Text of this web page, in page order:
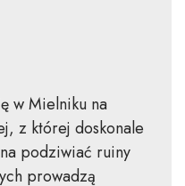
w Mielniku na
z której doskonale
podziwiać ruiny
prowadzą